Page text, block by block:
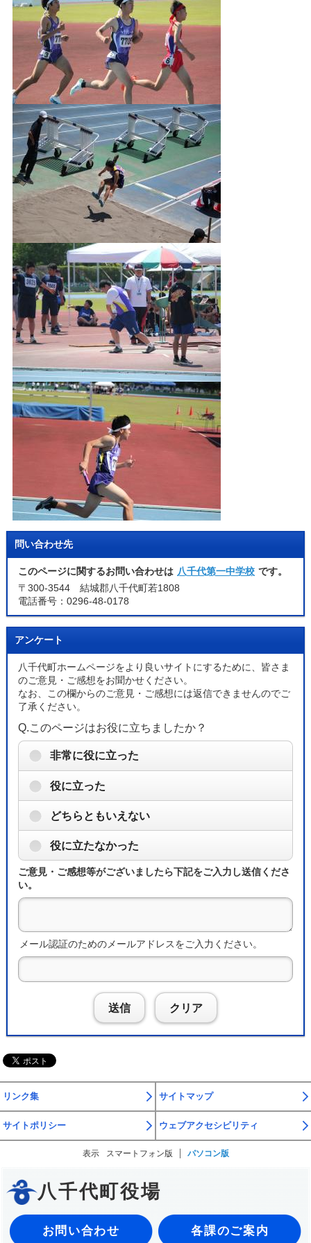
問い合わせ先
このページに関するお問い合わせは 八千代第一中学校 です。
〒300-3544 結城郡八千代町若1808
電話番号：0296-48-0178
アンケート
八千代町ホームページをより良いサイトにするために、皆さま
のご意見・ご感想をお聞かせください。
なお、この欄からのご意見・ご感想には返信できませんのでご
了承ください。
Q.このページはお役に立ちましたか？
非常に役に立った
役に立った
どちらともいえない
役に立たなかった
ご意見・ご感想等がございましたら下記をご入力し送信くださ
い。
メール認証のためのメールアドレスをご入力ください。
送信 クリア
リンク集 サイトマップ
サイトポリシー ウェブアクセシビリティ
表示 スマートフォン版 パソコン版
八千代町役場
お問い合わせ 各課のご案内